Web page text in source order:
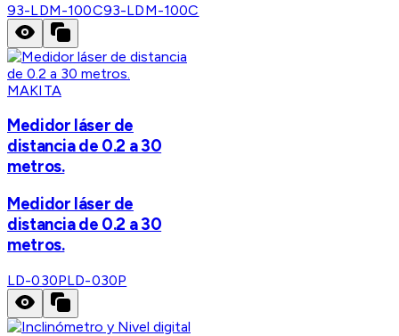
93-LDM-100C93-LDM-100C
MAKITA
Medidor láser de
distancia de 0.2 a 30
metros.
Medidor láser de
distancia de 0.2 a 30
metros.
LD-030PLD-030P